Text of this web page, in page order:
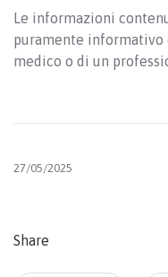
Le informazioni
puramente informativo
medico o di un
27/05/2025
Share